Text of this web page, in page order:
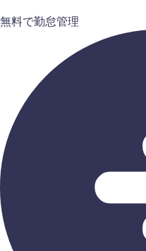
無料で勤怠管理